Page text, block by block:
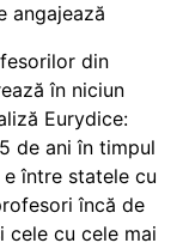
angajează
din
în niciun
Eurydice:
de ani în timpul
între statele cu
încă de
cele cu cele mai